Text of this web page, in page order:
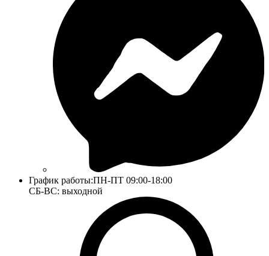
График работы:ПН-ПТ 09:00-18:00
СБ-ВС: выходной